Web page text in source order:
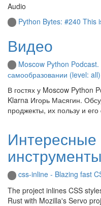
Audio
Python Bytes: #240 This
Видео
Moscow Python
самообразовании (level: all)
В гостях у Moscow Python
Klarna Игорь Масягин.
проджекты, их пользу и его
Интересные
css-inline - Blazing fast
The project inlines CSS
Rust with Mozilla's Servo